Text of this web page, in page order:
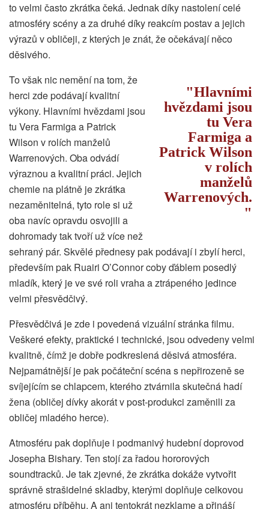
to velmi často zkrátka čeká. Jednak díky nastolení celé
atmosféry scény a za druhé díky reakcím postav a jejich
výrazů v obličeji, z kterých je znát, že očekávají něco
děsivého.
Hlavními
hvězdami jsou
tu Vera
Farmiga a
Patrick Wilson
v rolích
manželů
Warrenových.
To však nic nemění na tom, že
herci zde podávají kvalitní
výkony. Hlavními hvězdami jsou
tu Vera Farmiga a Patrick
Wilson v rolích manželů
Warrenových. Oba odvádí
výraznou a kvalitní práci. Jejich
chemie na plátně je zkrátka
nezaměnitelná, tyto role si už
oba navíc opravdu osvojili a
dohromady tak tvoří už více než
sehraný pár. Skvělé přednesy pak podávají i zbylí herci,
především pak Ruairi O’Connor coby ďáblem posedlý
mladík, který je ve své roli vraha a ztrápeného jedince
velmi přesvědčivý.
Přesvědčivá je zde i povedená vizuální stránka filmu.
Veškeré efekty, praktické i technické, jsou odvedeny velmi
kvalitně, čímž je dobře podkreslená děsivá atmosféra.
Nejpamátnější je pak počáteční scéna s nepřirozeně se
svíjejícím se chlapcem, kterého ztvárnila skutečná hadí
žena (obličej dívky akorát v post-produkci zaměnili za
obličej mladého herce).
Atmosféru pak doplňuje i podmanivý hudební doprovod
Josepha Bishary. Ten stojí za řadou hororových
soundtracků. Je tak zjevné, že zkrátka dokáže vytvořit
správně strašidelné skladby, kterými doplňuje celkovou
atmosféru příběhu. A ani tentokrát nezklame a přináší